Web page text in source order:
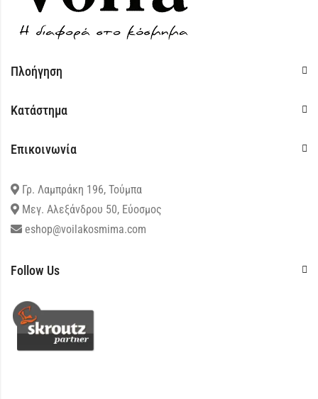
Πλοήγηση
Κατάστημα
Επικοινωνία
Γρ. Λαμπράκη 196, Τούμπα
Μεγ. Αλεξάνδρου 50, Εύοσμος
eshop@voilakosmima.com
Follow Us